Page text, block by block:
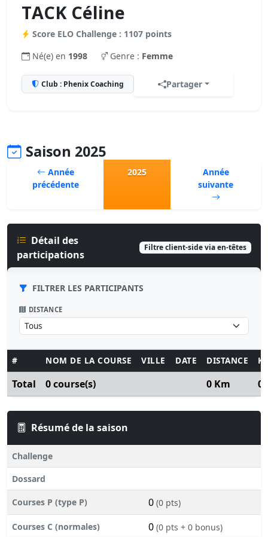
TACK Céline
Score ELO Challenge : 1107 points
Né(e) en 1998 Genre : Femme
Club : Phenix Coaching Partager
Saison 2025
Année
précédente
2025
Année
suivante
Détail des
participations
Filtre client-side via en-têtes
FILTRER LES PARTICIPANTS
DISTANCE
# NOM DE LA COURSE VILLE DATE DISTANCE
Total 0 course(s) 0 Km 0
Résumé de la saison
Challenge
Dossard
Courses P (type P) 0 (0 pts)
Courses C (normales) 0 (0 pts + 0 bonus)